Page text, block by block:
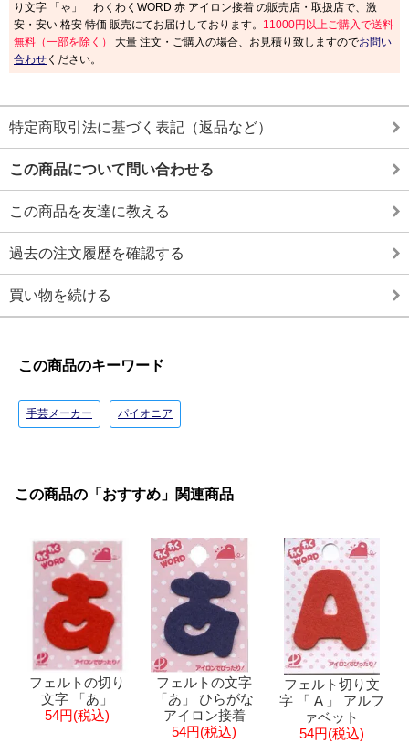
り文字 「ゃ」 わくわくWORD 赤 アイロン接着 の販売店・取扱店で、激
安・安い 格安 特価 販売にてお届けしております。 11000円以上ご購入で送料
無料（一部を除く）
大量 注文・ご購入の場合、お見積り致しますのでお問い
合わせ ください。
特定商取引法に基づく表記（返品など）
この商品について問い合わせる
この商品を友達に教える
過去の注文履歴を確認する
買い物を続ける
この商品のキーワード
手芸メーカー パイオニア
この商品の「おすすめ」関連商品
フェルトの切り
文字 「あ」
54円(税込)
フェルトの文字
「あ」 ひらがな
アイロン接着
54円(税込)
フェルト切り文
字 「 A 」 アルフ
ァベット
54円(税込)